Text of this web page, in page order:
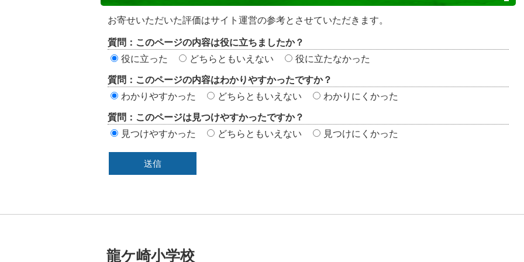
テ
ン
ツ
価
リ
ア
お寄せいただいた評価はサイト運営の参考とさせていただきます。
質問：このページの内容は役に立ちましたか？
役に立った
どちらともいえない 役に立たなかった
質問：このページの内容はわかりやすかったですか？
わかりやすかった
どちらともいえない わかりにくかった
質問：このページは見つけやすかったですか？
見つけやすかった
どちらともいえない 見つけにくかった
龍ケ崎小学校